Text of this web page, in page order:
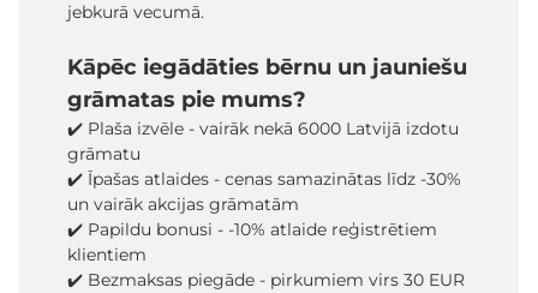
jebkurā vecumā.
Kāpēc iegādāties bērnu un jauniešu
grāmatas pie mums?
✔️ Plaša izvēle - vairāk nekā 6000 Latvijā izdotu
grāmatu
✔️ Īpašas atlaides - cenas samazinātas līdz -30%
un vairāk akcijas grāmatām
✔️ Papildu bonusi - -10% atlaide reģistrētiem
klientiem
✔️ Bezmaksas piegāde - pirkumiem virs 30 EUR